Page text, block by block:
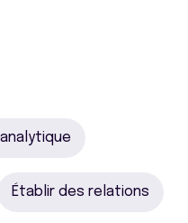
Établir des relations